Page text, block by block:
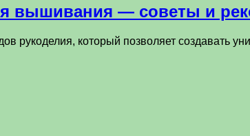
вышивания — советы и
рукоделия, который позволяет создавать